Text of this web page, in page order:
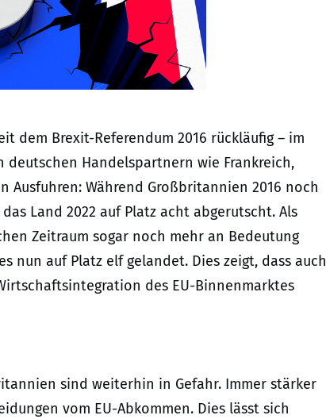
dem Brexit-Referendum 2016 rückläufig – im
Handelspartnern wie Frankreich,
Während Großbritannien 2016 noch
Land 2022 auf Platz acht abgerutscht. Als
Zeitraum sogar noch mehr an Bedeutung
nun auf Platz elf gelandet. Dies zeigt, dass auch
des EU-Binnenmarktes
sind weiterhin in Gefahr. Immer stärker
vom EU-Abkommen. Dies lässt sich